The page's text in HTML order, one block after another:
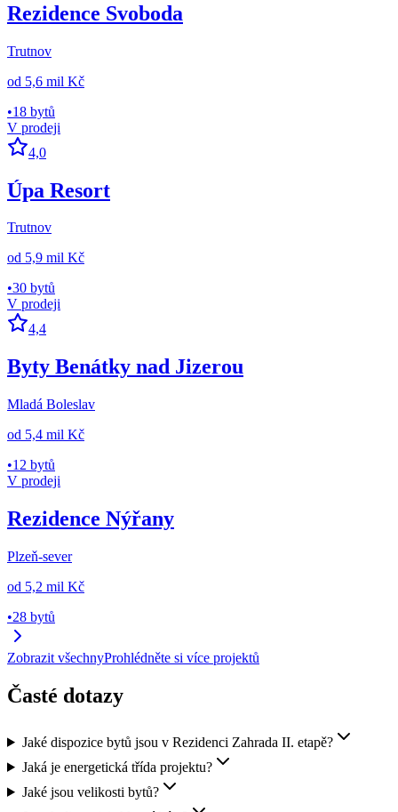
Rezidence Svoboda
Trutnov
od 5,6 mil Kč
•18 bytů
V prodeji
4,0
Úpa Resort
Trutnov
od 5,9 mil Kč
•30 bytů
V prodeji
4,4
Byty Benátky nad Jizerou
Mladá Boleslav
od 5,4 mil Kč
•12 bytů
V prodeji
Rezidence Nýřany
Plzeň-sever
od 5,2 mil Kč
•28 bytů
Zobrazit všechnyProhlédněte si více projektů
Časté dotazy
Jaké dispozice bytů jsou v Rezidenci Zahrada II. etapě?
Jaká je energetická třída projektu?
Jaké jsou velikosti bytů?